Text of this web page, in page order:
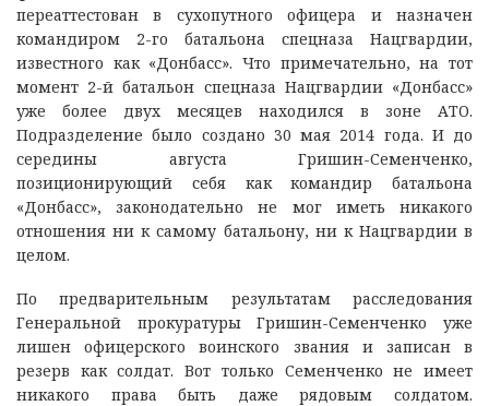
переаттестован в сухопутного офицера и назначен
командиром 2-го батальона спецназа Нацгвардии,
известного как «Донбасс». Что примечательно, на тот
момент 2-й батальон спецназа Нацгвардии «Донбасс»
уже более двух месяцев находился в зоне АТО.
Подразделение было создано 30 мая 2014 года. И до
середины августа Гришин-Семенченко,
позиционирующий себя как командир батальона
«Донбасс», законодательно не мог иметь никакого
отношения ни к самому батальону, ни к Нацгвардии в
целом.
По предварительным результатам расследования
Генеральной прокуратуры Гришин-Семенченко уже
лишен офицерского воинского звания и записан в
резерв как солдат. Вот только Семенченко не имеет
никакого права быть даже рядовым солдатом.